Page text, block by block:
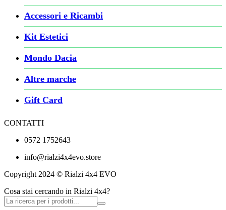
Accessori e Ricambi
Kit Estetici
Mondo Dacia
Altre marche
Gift Card
CONTATTI
0572 1752643
info@rialzi4x4evo.store
Copyright 2024 © Rialzi 4x4 EVO
Cosa stai cercando in Rialzi 4x4?